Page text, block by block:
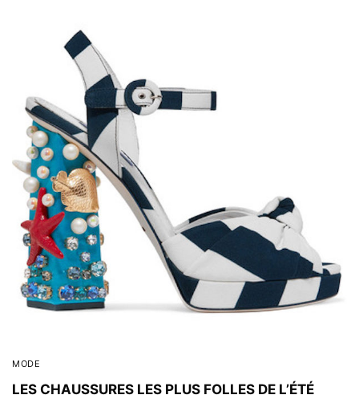
MODE
LES CHAUSSURES LES PLUS FOLLES DE L’ÉTÉ